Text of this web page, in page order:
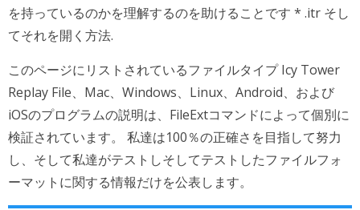
を持っているのかを理解するのを助けることです * .itr そし
てそれを開く方法.
このページにリストされているファイルタイプ Icy Tower
Replay File、Mac、Windows、Linux、Android、および
iOSのプログラムの説明は、FileExtコマンドによって個別に
検証されています。 私達は100％の正確さを目指して努力
し、そして私達がテストしそしてテストしたファイルフォ
ーマットに関する情報だけを公表します。